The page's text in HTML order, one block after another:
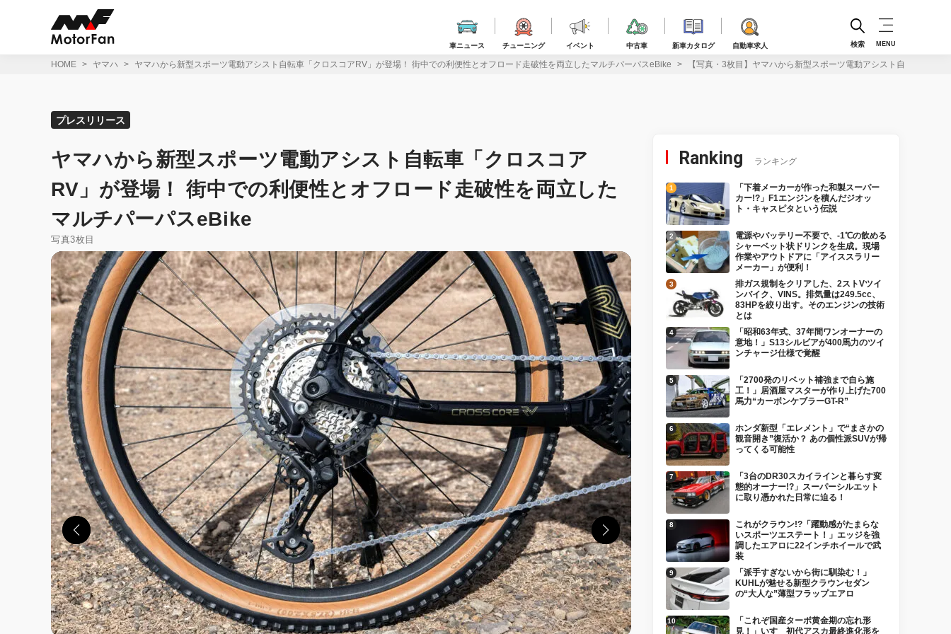
車ニュース チューニング イベント 中古車 新車カタログ 自動車求人 検索 MENU
HOME ヤマハ ヤマハから新型スポーツ電動アシスト自転車「クロスコアRV」が登場！ 街中での利便性とオフロード走破性を両立したマルチパーパスeBike 【写真・3枚目】ヤマハから新型スポーツ電動アシスト自転車「ク
プレスリリース
ヤマハから新型スポーツ電動アシスト自転車「クロスコア
RV」が登場！ 街中での利便性とオフロード走破性を両立した
マルチパーパスeBike
写真3枚目
Ranking ランキング
「下着メーカーが作った和製スーパー
カー!?」F1エンジンを積んだジオッ
ト・キャスピタという伝説
電源やバッテリー不要で、-1℃の飲める
シャーベット状ドリンクを生成。現場
作業やアウトドアに「アイススラリー
メーカー」が便利！
排ガス規制をクリアした、2ストVツイ
ンバイク、VINS。排気量は249.5cc、
83HPを絞り出す。そのエンジンの技術
とは
「昭和63年式、37年間ワンオーナーの
意地！」S13シルビアが400馬力のツイ
ンチャージ仕様で覚醒
「2700発のリベット補強まで自ら施
工！」居酒屋マスターが作り上げた700
馬力“カーボンケブラーGT-R”
ホンダ新型「エレメント」で“まさかの
観音開き”復活か？ あの個性派SUVが帰
ってくる可能性
「3台のDR30スカイラインと暮らす変
態的オーナー!?」スーパーシルエット
に取り憑かれた日常に迫る！
これがクラウン!?「躍動感がたまらな
いスポーツエステート！」エッジを強
調したエアロに22インチホイールで武
装
「派手すぎないから街に馴染む！」
KUHLが魅せる新型クラウンセダン
の“大人な”薄型フラップエアロ
「これぞ国産ターボ黄金期の忘れ形
見！」いすゞ初代アスカ最終進化形を